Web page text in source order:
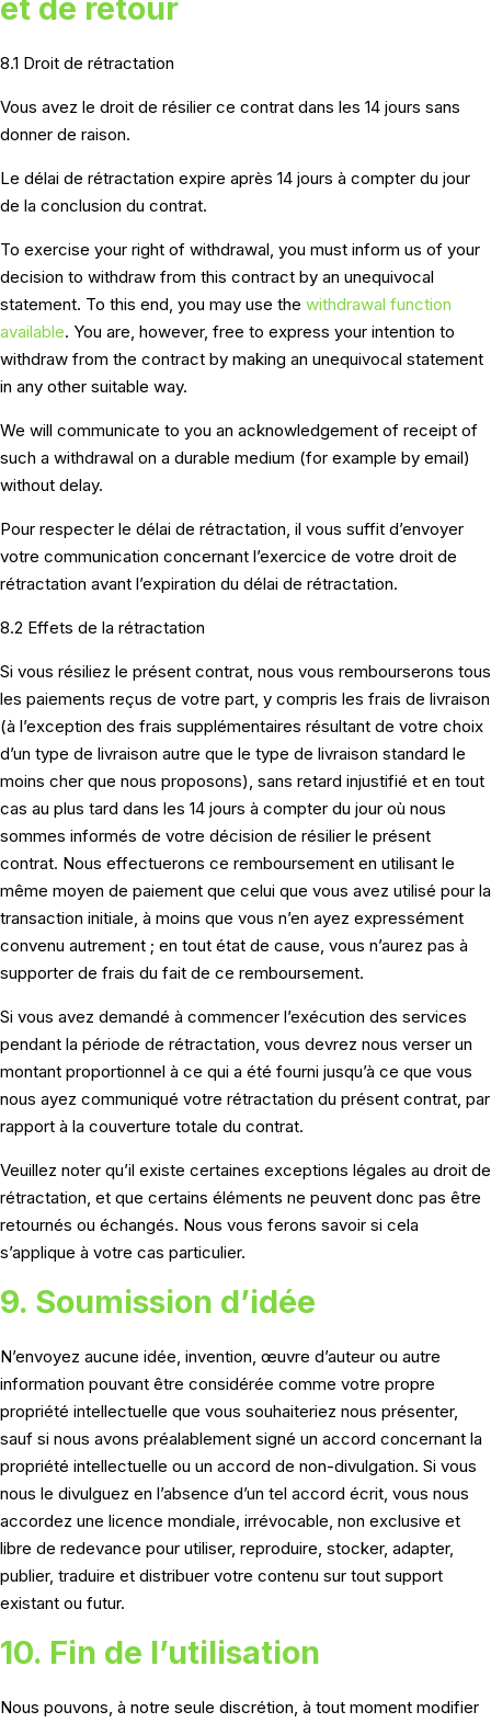
et de retour
8.1 Droit de rétractation
Vous avez le droit de résilier ce contrat dans les 14 jours sans
donner de raison.
Le délai de rétractation expire après 14 jours à compter du jour
de la conclusion du contrat.
To exercise your right of withdrawal, you must inform us of your
decision to withdraw from this contract by an unequivocal
statement. To this end, you may use the withdrawal function
available. You are, however, free to express your intention to
withdraw from the contract by making an unequivocal statement
in any other suitable way.
We will communicate to you an acknowledgement of receipt of
such a withdrawal on a durable medium (for example by email)
without delay.
Pour respecter le délai de rétractation, il vous suffit d’envoyer
votre communication concernant l’exercice de votre droit de
rétractation avant l’expiration du délai de rétractation.
8.2 Effets de la rétractation
Si vous résiliez le présent contrat, nous vous rembourserons tous
les paiements reçus de votre part, y compris les frais de livraison
(à l’exception des frais supplémentaires résultant de votre choix
d’un type de livraison autre que le type de livraison standard le
moins cher que nous proposons), sans retard injustifié et en tout
cas au plus tard dans les 14 jours à compter du jour où nous
sommes informés de votre décision de résilier le présent
contrat. Nous effectuerons ce remboursement en utilisant le
même moyen de paiement que celui que vous avez utilisé pour la
transaction initiale, à moins que vous n’en ayez expressément
convenu autrement ; en tout état de cause, vous n’aurez pas à
supporter de frais du fait de ce remboursement.
Si vous avez demandé à commencer l’exécution des services
pendant la période de rétractation, vous devrez nous verser un
montant proportionnel à ce qui a été fourni jusqu’à ce que vous
nous ayez communiqué votre rétractation du présent contrat, par
rapport à la couverture totale du contrat.
Veuillez noter qu’il existe certaines exceptions légales au droit de
rétractation, et que certains éléments ne peuvent donc pas être
retournés ou échangés. Nous vous ferons savoir si cela
s’applique à votre cas particulier.
9. Soumission d’idée
N’envoyez aucune idée, invention, œuvre d’auteur ou autre
information pouvant être considérée comme votre propre
propriété intellectuelle que vous souhaiteriez nous présenter,
sauf si nous avons préalablement signé un accord concernant la
propriété intellectuelle ou un accord de non-divulgation. Si vous
nous le divulguez en l’absence d’un tel accord écrit, vous nous
accordez une licence mondiale, irrévocable, non exclusive et
libre de redevance pour utiliser, reproduire, stocker, adapter,
publier, traduire et distribuer votre contenu sur tout support
existant ou futur.
10. Fin de l’utilisation
Nous pouvons, à notre seule discrétion, à tout moment modifier